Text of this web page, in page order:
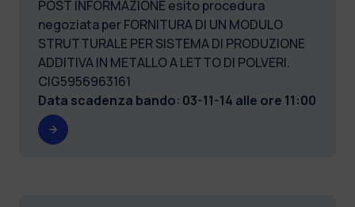
POST INFORMAZIONE esito procedura
negoziata per FORNITURA DI UN MODULO
STRUTTURALE PER SISTEMA DI PRODUZIONE
ADDITIVA IN METALLO A LETTO DI POLVERI.
CIG5956963161
Data scadenza bando: 03-11-14 alle ore 11:00